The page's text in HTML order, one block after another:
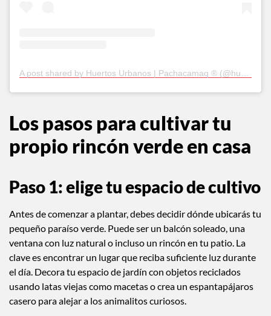
Los pasos para cultivar tu
propio rincón verde en casa
Paso 1: elige tu espacio de cultivo
Antes de comenzar a plantar, debes decidir dónde ubicarás tu
pequeño paraíso verde. Puede ser un balcón soleado, una
ventana con luz natural o incluso un rincón en tu patio. La
clave es encontrar un lugar que reciba suficiente luz durante
el día. Decora tu espacio de jardín con objetos reciclados
usando latas viejas como macetas o crea un espantapájaros
casero para alejar a los animalitos curiosos.